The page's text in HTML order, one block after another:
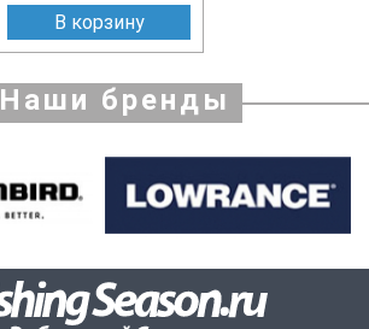
В корзину
Наши бренды